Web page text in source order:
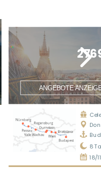
ANGEBOTE
8
18/